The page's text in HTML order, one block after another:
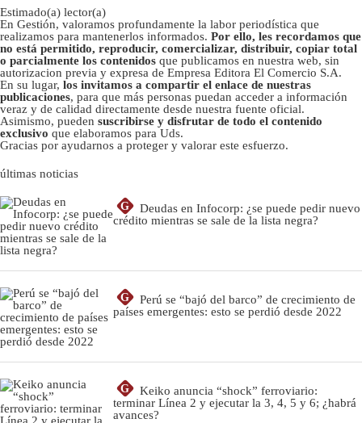
Estimado(a) lector(a)
En Gestión, valoramos profundamente la labor periodística que
realizamos para mantenerlos informados. Por ello, les recordamos que
no está permitido, reproducir, comercializar, distribuir, copiar total
o parcialmente los contenidos que publicamos en nuestra web, sin
autorizacion previa y expresa de Empresa Editora El Comercio S.A.
En su lugar, los invitamos a compartir el enlace de nuestras
publicaciones, para que más personas puedan acceder a información
veraz y de calidad directamente desde nuestra fuente oficial.
Asimismo, pueden suscribirse y disfrutar de todo el contenido
exclusivo que elaboramos para Uds.
Gracias por ayudarnos a proteger y valorar este esfuerzo.
últimas noticias
G
Deudas en Infocorp: ¿se puede pedir nuevo
crédito mientras se sale de la lista negra?
G
Perú se “bajó del barco” de crecimiento de
países emergentes: esto se perdió desde 2022
G
Keiko anuncia “shock” ferroviario:
terminar Línea 2 y ejecutar la 3, 4, 5 y 6; ¿habrá
avances?